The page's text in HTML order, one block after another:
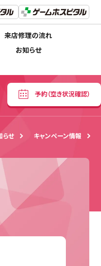
来店修理の流れ
お知らせ
予約（空き状況確認）
予約（空き状況確認）
らせ キャンペーン情報